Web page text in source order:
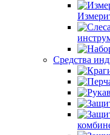
Средства